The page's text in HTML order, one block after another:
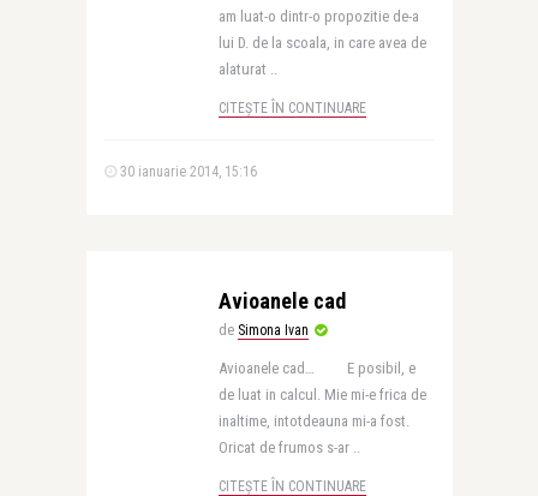
am luat-o dintr-o propozitie de-a
lui D. de la scoala, in care avea de
alaturat ..
CITEȘTE ÎN CONTINUARE
30 ianuarie 2014, 15:16
Avioanele cad
de Simona Ivan
Avioanele cad… E posibil, e
de luat in calcul. Mie mi-e frica de
inaltime, intotdeauna mi-a fost.
Oricat de frumos s-ar ..
CITEȘTE ÎN CONTINUARE